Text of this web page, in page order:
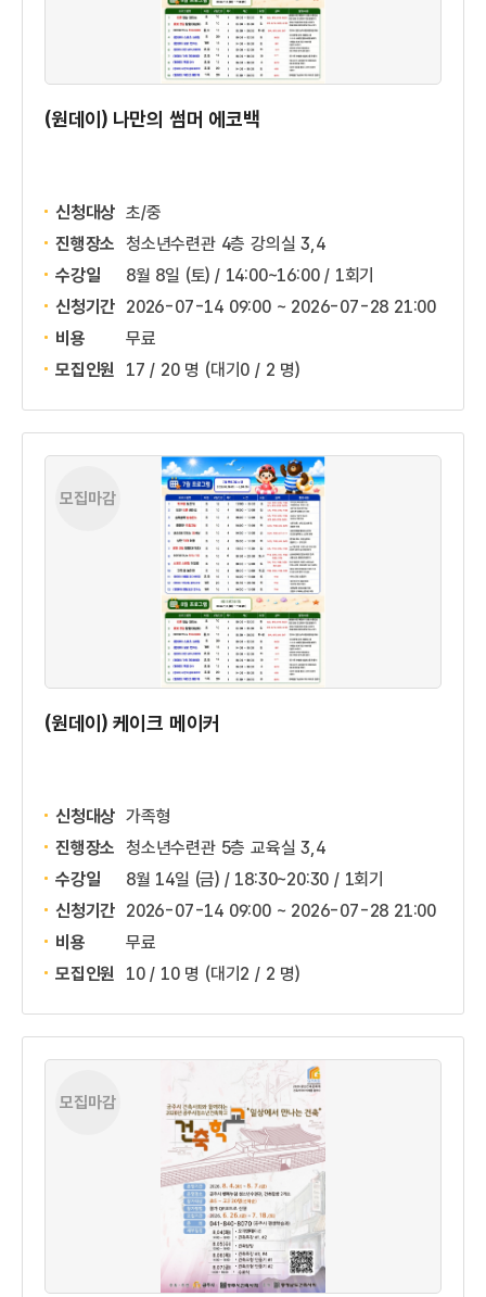
(원데이) 나만의 썸머 에코백
신청대상 초/중
진행장소 청소년수련관 4층 강의실 3,4
수강일
8월 8일 (토) / 14:00~16:00 / 1회기
신청기간 2026-07-14 09:00 ~ 2026-07-28 21:00
비용
무료
모집인원
17 / 20 명 (대기0 / 2 명)
모집마감
(원데이) 케이크 메이커
신청대상 가족형
진행장소 청소년수련관 5층 교육실 3,4
수강일
8월 14일 (금) / 18:30~20:30 / 1회기
신청기간 2026-07-14 09:00 ~ 2026-07-28 21:00
비용
무료
모집인원
10 / 10 명 (대기2 / 2 명)
모집마감